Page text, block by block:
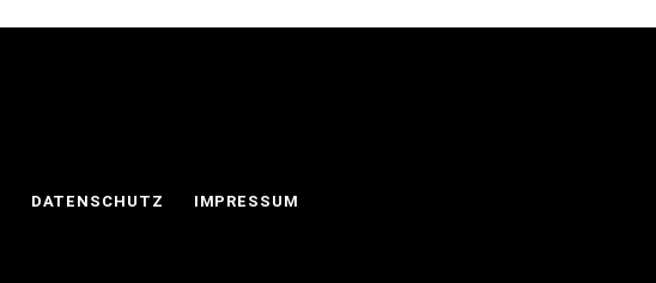
DATENSCHUTZ IMPRESSUM